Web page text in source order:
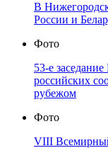
В
России и
Фото
53-е
российских
рубежом
Фото
VIII Всемирный